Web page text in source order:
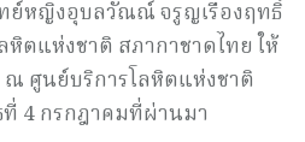
ย์หญิงอุบลวัณณ์ จรูญเรืองฤทธิ์
ตแห่งชาติ สภากาชาดไทย ให้
ศูนย์บริการโลหิตแห่งชาติ
4 กรกฎาคมที่ผ่านมา